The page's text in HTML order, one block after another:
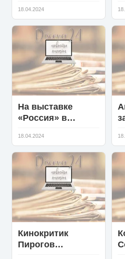
постельных сцен
с Буруновым
18.04.2024
На выставке
«Россия» в
фильм о
феномене
нетленного тела
ламы из Бурятии
18.04.2024
Кинокритик
Пирогов